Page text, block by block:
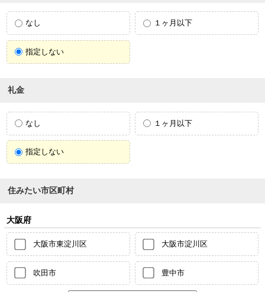
なし １ヶ月以下
指定しない
礼金
なし １ヶ月以下
指定しない
住みたい市区町村
大阪府
大阪市東淀川区 大阪市淀川区
吹田市 豊中市